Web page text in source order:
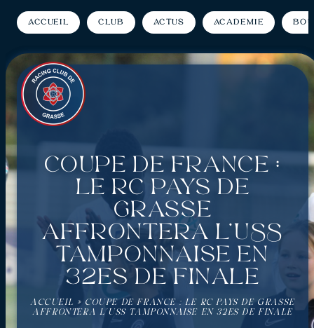
Accueil Club Actus Académie
Coupe de France :
Le RC Pays de
Grasse
affrontera l’USS
Tamponnaise en
32es de finale
ACCUEIL » COUPE DE FRANCE : LE RC PAYS DE GRASSE
AFFRONTERA L’USS TAMPONNAISE EN 32ES DE FINALE